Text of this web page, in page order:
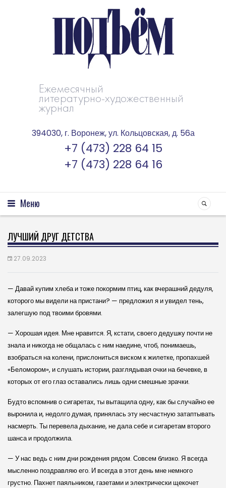
Ежемесячный
литературно-художественный
журнал
394030, г. Воронеж, ул. Кольцовская, д. 56а
+7 (473) 228 64 15
+7 (473) 228 64 16
Меню
ЛУЧШИЙ ДРУГ ДЕТСТВА
27.09.2023
— Давай купим хлеба и тоже покормим птиц, как вчерашний дедуля,
которого мы видели на пристани? — предложил я и увидел тень,
залегшую под твоими бровями.
— Хорошая идея. Мне нравится. Я, кстати, своего дедушку почти не
знала и никогда не общалась с ним наедине, чтоб, понимаешь,
взобраться на колени, прислониться виском к жилетке, пропахшей
«Беломором», и слушать истории, разглядывая очки на бечевке, в
которых от его глаз оставались лишь одни смешные зрачки.
Будто вспомнив о сигаретах, ты вытащила одну, как бы случайно ее
выронила и, недолго думая, принялась эту несчастную затаптывать
насмерть. Ты перевела дыхание, не дала себе и сигаретам второго
шанса и продолжила.
— У нас ведь с ним дни рождения рядом. Совсем близко. Я всегда
мысленно поздравляю его. И всегда в этот день мне немного
грустно. Пахнет паяльником, газетами и электрически щекочет